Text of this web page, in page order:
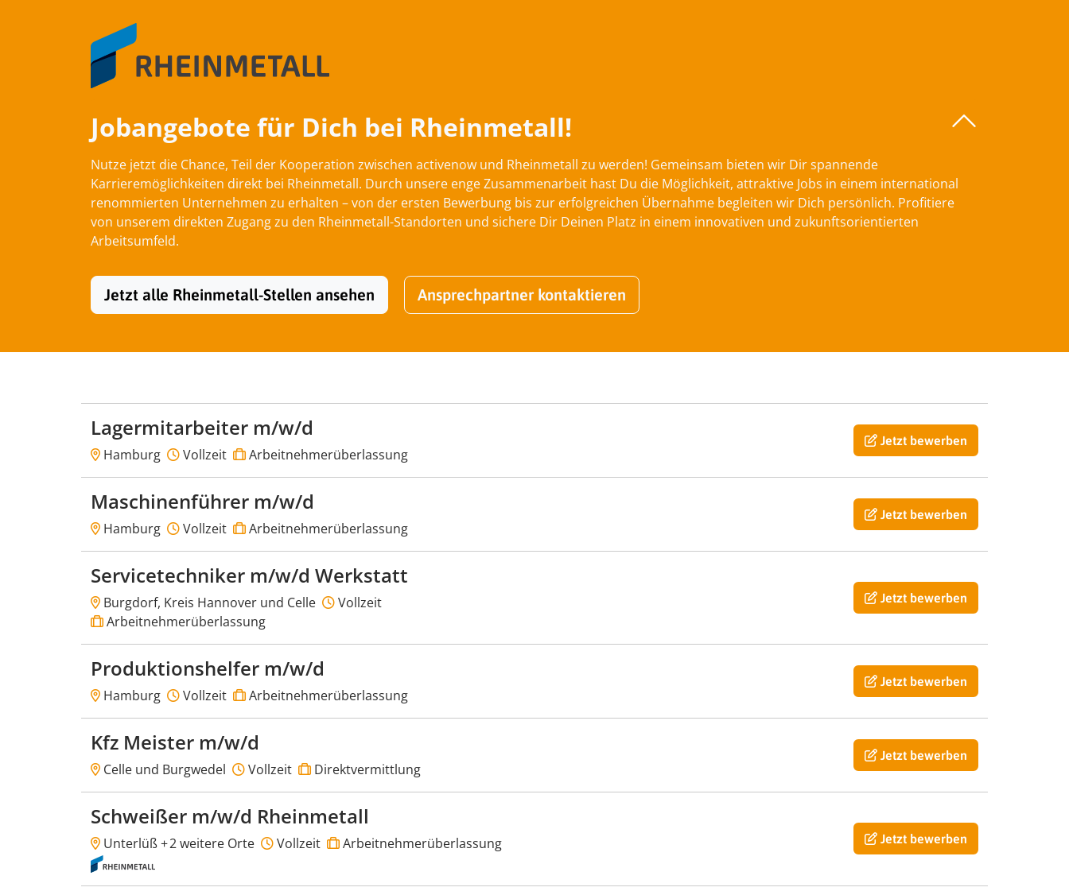
Jobangebote für Dich bei Rheinmetall!
Nutze jetzt die Chance, Teil der Kooperation zwischen activenow und Rheinmetall zu werden! Gemeinsam bieten wir Dir spannende
Karrieremöglichkeiten direkt bei Rheinmetall. Durch unsere enge Zusammenarbeit hast Du die Möglichkeit, attraktive Jobs in einem international
renommierten Unternehmen zu erhalten – von der ersten Bewerbung bis zur erfolgreichen Übernahme begleiten wir Dich persönlich. Profitiere
von unserem direkten Zugang zu den Rheinmetall-Standorten und sichere Dir Deinen Platz in einem innovativen und zukunftsorientierten
Arbeitsumfeld.
Jetzt alle Rheinmetall-Stellen ansehen Ansprechpartner kontaktieren
Lagermitarbeiter m/w/d
Hamburg Vollzeit Arbeitnehmerüberlassung
Jetzt bewerben
Maschinenführer m/w/d
Hamburg Vollzeit Arbeitnehmerüberlassung
Jetzt bewerben
Servicetechniker m/w/d Werkstatt
Burgdorf, Kreis Hannover und Celle
Vollzeit
Arbeitnehmerüberlassung
Jetzt bewerben
Produktionshelfer m/w/d
Hamburg Vollzeit Arbeitnehmerüberlassung
Jetzt bewerben
Kfz Meister m/w/d
Celle und Burgwedel Vollzeit Direktvermittlung
Jetzt bewerben
Schweißer m/w/d Rheinmetall
Unterlüß +2 weitere Orte Vollzeit Arbeitnehmerüberlassung Jetzt bewerben